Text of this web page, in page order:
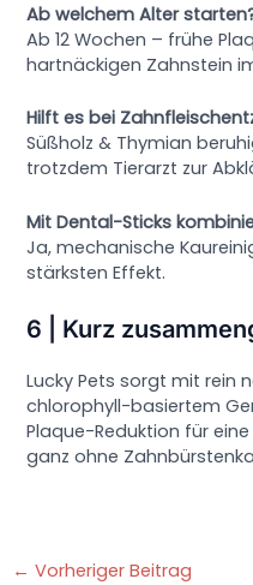
Ab welchem Alter
Ab 12 Wochen – frühe
hartnäckigen Zahnstein
Hilft es bei
Süßholz & Thymian
trotzdem Tierarzt zur
Mit Dental-Sticks
Ja, mechanische
stärksten Effekt.
6 | Kurz
Lucky Pets sorgt mit rein
chlorophyll-basiertem
Plaque-Reduktion für
ganz ohne
← Vorheriger Beitrag